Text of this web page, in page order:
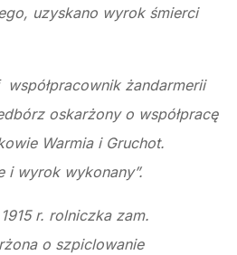
uzyskano wyrok śmierci
współpracownik żandarmerii
oskarżony o współpracę
Warmia i Gruchot.
i wyrok wykonany”.
r. rolniczka zam.
o szpiclowanie